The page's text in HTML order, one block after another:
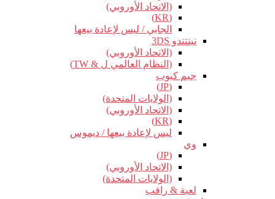
(الاتحاد الأوروبي)
(KR)
الجابي / ليس لإعادة بيعها
نينتندو 3DS
(الاتحاد الأوروبي)
(النظام العالمي ل & TW)
جيم كيوب
(JP)
(الولايات المتحدة)
(الاتحاد الأوروبي)
(KR)
ليس لإعادة بيعها / ديموس
وي
(JP)
(الاتحاد الأوروبي)
(الولايات المتحدة)
لعبة & راقب